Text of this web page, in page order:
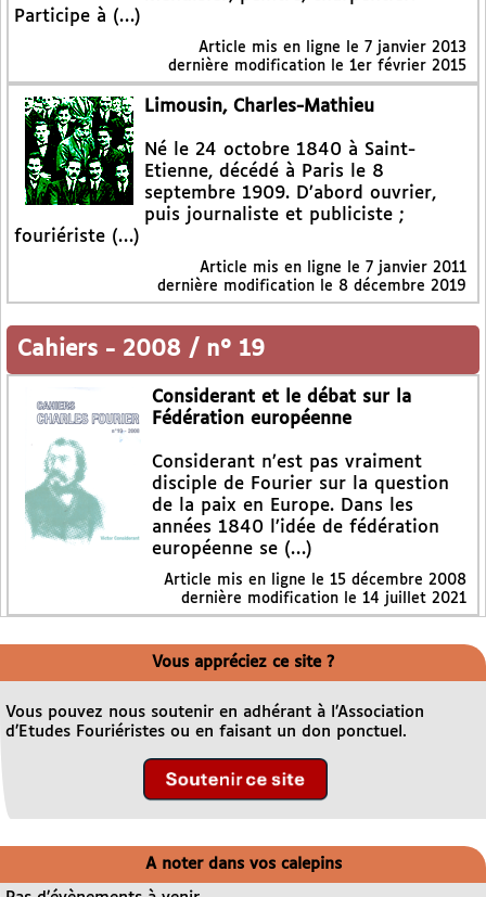
Participe à (…)
Article mis en ligne le 7 janvier 2013
dernière modification le 1er février 2015
Limousin, Charles-Mathieu
Né le 24 octobre 1840 à Saint-
Etienne, décédé à Paris le 8
septembre 1909. D’abord ouvrier,
puis journaliste et publiciste ;
fouriériste (…)
Article mis en ligne le 7 janvier 2011
dernière modification le 8 décembre 2019
Cahiers - 2008 / n° 19
Considerant et le débat sur la
Fédération européenne
Considerant n’est pas vraiment
disciple de Fourier sur la question
de la paix en Europe. Dans les
années 1840 l’idée de fédération
européenne se (…)
Article mis en ligne le 15 décembre 2008
dernière modification le 14 juillet 2021
Vous appréciez ce site ?
Vous pouvez nous soutenir en adhérant à l’Association
d’Etudes Fouriéristes ou en faisant un don ponctuel.
A noter dans vos calepins